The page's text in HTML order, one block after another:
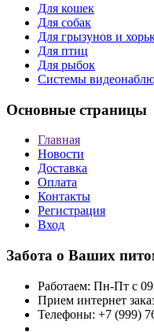
Для кошек
Для собак
Для грызунов и
Для птиц
Для рыбок
Cистемы
Основные страницы
Главная
Новости
Доставка
Оплата
Контакты
Регистрация
Вход
Забота о Ваших
Работаем: Пн-Пт с
Прием интернет
Телефоны: +7 (999)